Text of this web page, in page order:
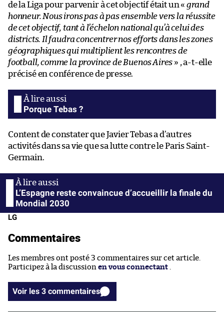
de la Liga pour parvenir à cet objectif était un « grand
honneur. Nous irons pas à pas ensemble vers la réussite
de cet objectif, tant à l’échelon national qu’à celui des
districts. Il faudra concentrer nos efforts dans les zones
géographiques qui multiplient les rencontres de
football, comme la province de Buenos Aires » , a-t-elle
précisé en conférence de presse.
Porque Tebas ?
Content de constater que Javier Tebas a d’autres
activités dans sa vie que sa lutte contre le Paris Saint-
Germain.
L’Espagne reste convaincue d’accueillir la finale du
Mondial 2030
LG
Commentaires
Les membres ont posté 3 commentaires sur cet article.
Participez à la discussion en vous connectant .
Voir les 3 commentaires